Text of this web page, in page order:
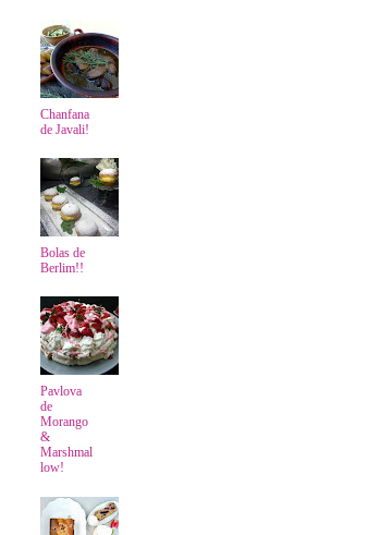
Chanfana
de Javali!
Bolas de
Berlim!!
Pavlova
de
Morango
&
Marshmal
low!